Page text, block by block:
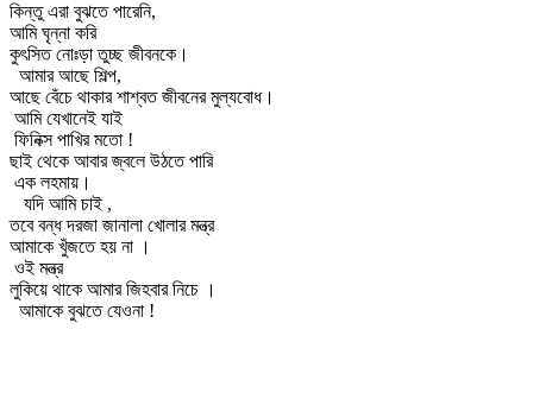
কিন্তু এরা বুঝতে পারেনি,
আমি ঘৃন্না করি
কুৎসিত নোঃড়া তুচ্ছ জীবনকে।
আমার আছে শিল্প,
আছে বেঁচে থাকার শাশ্বত জীবনের মুল্যবোধ।
আমি যেখানেই যাই
ফিনিক্স পাখির মতো !
ছাই থেকে আবার জ্বলে উঠতে পারি
এক লহমায়।
যদি আমি চাই ,
তবে বন্ধ দরজা জানালা খোলার মন্ত্র
আমাকে খুঁজতে হয় না ।
ওই মন্ত্র
লুকিয়ে থাকে আমার জিহবার নিচে ।
আমাকে বুঝতে যেওনা !